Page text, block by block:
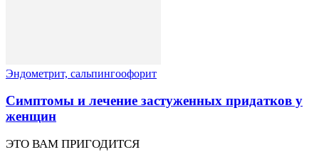
Эндометрит, сальпингоофорит
Симптомы и лечение застуженных придатков у
женщин
ЭТО ВАМ ПРИГОДИТСЯ